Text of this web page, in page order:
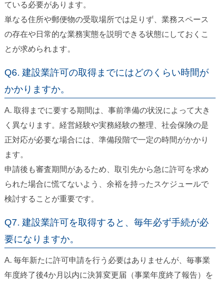
ている必要があります。
単なる住所や郵便物の受取場所では足りず、業務スペース
の存在や日常的な業務実態を説明できる状態にしておくこ
とが求められます。
Q6. 建設業許可の取得までにはどのくらい時間が
かかりますか。
A. 取得までに要する期間は、事前準備の状況によって大き
く異なります。経営経験や実務経験の整理、社会保険の是
正対応が必要な場合には、準備段階で一定の時間がかかり
ます。
申請後も審査期間があるため、取引先から急に許可を求め
られた場合に慌てないよう、余裕を持ったスケジュールで
検討することが重要です。
Q7. 建設業許可を取得すると、毎年必ず手続が必
要になりますか。
A. 毎年新たに許可申請を行う必要はありませんが、毎事業
年度終了後4か月以内に決算変更届（事業年度終了報告）を